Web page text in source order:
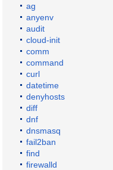
ag
anyenv
audit
cloud-init
comm
command
curl
datetime
denyhosts
diff
dnf
dnsmasq
fail2ban
find
firewalld